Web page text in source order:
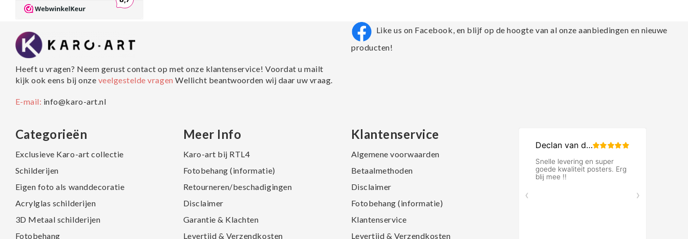
Heeft u vragen? Neem gerust contact op met onze klantenservice! Voordat u mailt
kijk ook eens bij onze veelgestelde vragenWellicht beantwoorden wij daar uw vraag.
E-mail: info@karo-art.nl
Like us on Facebook, en blijf op de hoogte van al onze aanbiedingen en nieuwe
producten!
Categorieën
Exclusieve Karo-art collectie
Schilderijen
Eigen foto als wanddecoratie
Acrylglas schilderijen
3D Metaal schilderijen
Fotobehang
Meer Info
Karo-art bij RTL4
Fotobehang (informatie)
Retourneren/beschadigingen
Disclaimer
Garantie & Klachten
Levertijd & Verzendkosten
Klantenservice
Algemene voorwaarden
Betaalmethoden
Disclaimer
Fotobehang (informatie)
Klantenservice
Levertijd & Verzendkosten